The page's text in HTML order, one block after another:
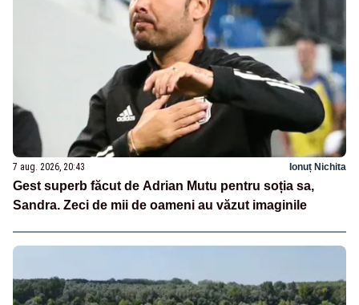
7 aug. 2026, 20:43 Ionuț Nichita
Gest superb făcut de Adrian Mutu pentru soția sa,
Sandra. Zeci de mii de oameni au văzut imaginile